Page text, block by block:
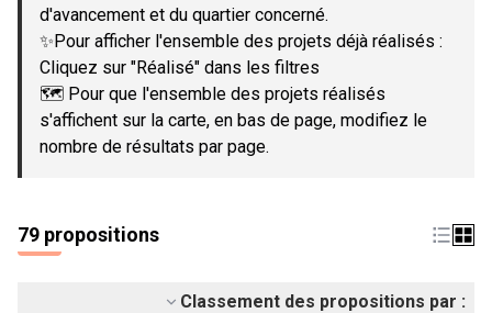
d'avancement et du quartier concerné.
✨Pour afficher l'ensemble des projets déjà réalisés :
Cliquez sur "Réalisé" dans les filtres
🗺️ Pour que l'ensemble des projets réalisés
s'affichent sur la carte, en bas de page, modifiez le
nombre de résultats par page.
79 propositions
Classement des propositions par :